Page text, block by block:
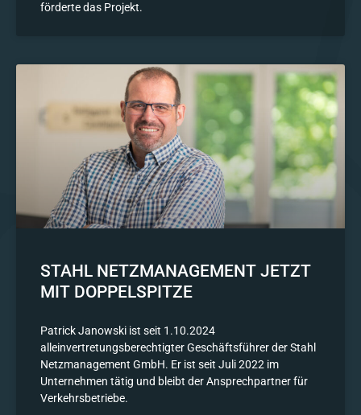
förderte das Projekt.​
STAHL NETZMANAGEMENT JETZT
MIT DOPPELSPITZE
Patrick Janowski ist seit 1.10.2024
alleinvertretungsberechtigter Geschäftsführer der Stahl
Netzmanagement GmbH. Er ist seit Juli 2022 im
Unternehmen tätig und bleibt der Ansprechpartner für
Verkehrsbetriebe.